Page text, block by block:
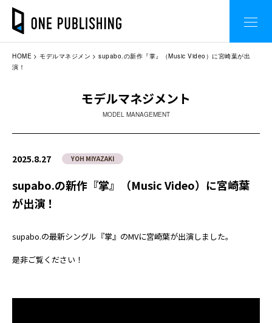
HOME モデルマネジメン
supabo.の新作『掌』（Music Video）に宮崎葉が出
演！
モデルマネジメント
MODEL MANAGEMENT
2025.8.27 YOH MIYAZAKI
supabo.の新作『掌』（Music Video）に宮崎葉
が出演！
supabo.の最新シングル『掌』のMVに宮崎葉が出演しました。
是非ご覧ください！